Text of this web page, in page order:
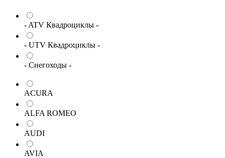
- ATV Квадроциклы -
- UTV Квадроциклы -
- Снегоходы -
ACURA
ALFA ROMEO
AUDI
AVIA